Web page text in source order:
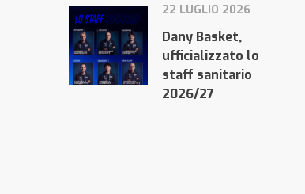
22 LUGLIO 2026
Dany Basket,
ufficializzato lo
staff sanitario
2026/27